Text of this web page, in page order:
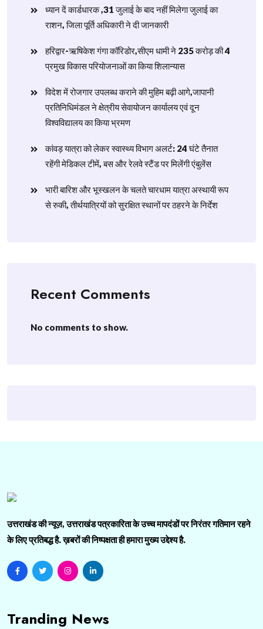
ध्यान दें कार्डधारक ,31 जुलाई के बाद नहीं मिलेगा जुलाई का
राशन, जिला पूर्ति अधिकारी ने दी जानकारी
हरिद्वार-ऋषिकेश गंगा कॉरिडोर,सीएम धामी ने 235 करोड़ की 4
प्रमुख विकास परियोजनाओं का किया शिलान्यास
विदेश में रोजगार उपलब्ध कराने की मुहिम बढ़ी आगे,जापानी
प्रतिनिधिमंडल ने क्षेत्रीय सेवायोजन कार्यालय एवं दून
विश्वविद्यालय का किया भ्रमण
​कांवड़ यात्रा को लेकर स्वास्थ्य विभाग अलर्ट: 24 घंटे तैनात
रहेंगी मेडिकल टीमें, बस और रेलवे स्टैंड पर मिलेंगी एंबुलेंस
​भारी बारिश और भूस्खलन के चलते चारधाम यात्रा अस्थायी रूप
से रुकी, तीर्थयात्रियों को सुरक्षित स्थानों पर ठहरने के निर्देश
Recent Comments
No comments to show.
उत्तराखंड की न्यूज़, उत्तराखंड पत्रकारिता के उच्च मापदंडों पर निरंतर गतिमान रहने
के लिए प्रतिबद्ध है. ख़बरों की निष्पक्षता ही हमारा मुख्य उद्देश्य है.
Tranding News